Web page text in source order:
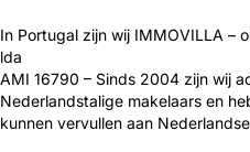
In Portugal zijn wij IMMOVILLA –
lda
AMI 16790 – Sinds 2004 zijn wij
Nederlandstalige makelaars en
kunnen vervullen aan